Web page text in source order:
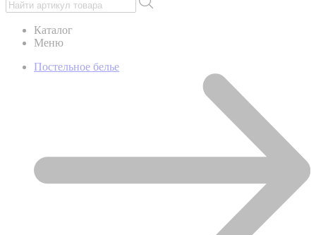
Каталог
Меню
Постельное белье